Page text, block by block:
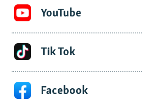
YouTube
Tik Tok
Facebook